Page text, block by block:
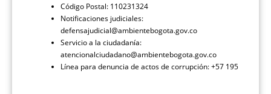
Código Postal: 110231324
Notificaciones judiciales:
defensajudicial@ambientebogota.gov.co
Servicio a la ciudadanía:
atencionalciudadano@ambientebogota.gov.co
Línea para denuncia de actos de corrupción: +57 195